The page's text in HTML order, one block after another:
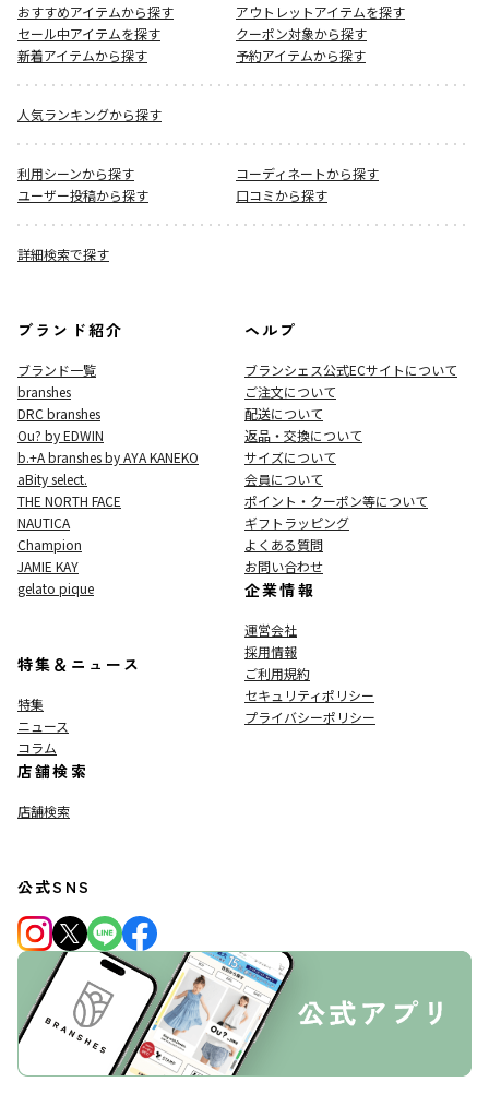
おすすめアイテムから探す
アウトレットアイテムを探す
セール中アイテムを探す
クーポン対象から探す
新着アイテムから探す
予約アイテムから探す
人気ランキングから探す
利用シーンから探す
コーディネートから探す
ユーザー投稿から探す
口コミから探す
詳細検索で探す
ブランド紹介
ブランド一覧
branshes
DRC branshes
Ou? by EDWIN
b.+A branshes by AYA KANEKO
aBity select.
THE NORTH FACE
NAUTICA
Champion
JAMIE KAY
gelato pique
特集＆ニュース
特集
ニュース
コラム
店舗検索
店舗検索
ヘルプ
ブランシェス公式ECサイトについて
ご注文について
配送について
返品・交換について
サイズについて
会員について
ポイント・クーポン等について
ギフトラッピング
よくある質問
お問い合わせ
企業情報
運営会社
採用情報
ご利用規約
セキュリティポリシー
プライバシーポリシー
公式SNS